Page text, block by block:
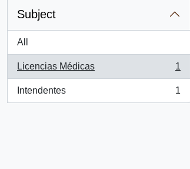
Subject
All
Licencias Médicas
, 1 results
1
Intendentes
, 1 results
1